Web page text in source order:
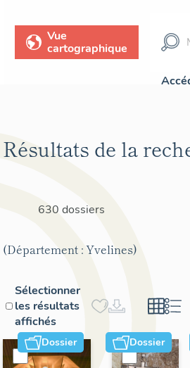
Vue
cartographique
Résultats de la
630 dossiers
(Département : Yvelines)
Sélectionner
les résultats
affichés
Dossier Dossier